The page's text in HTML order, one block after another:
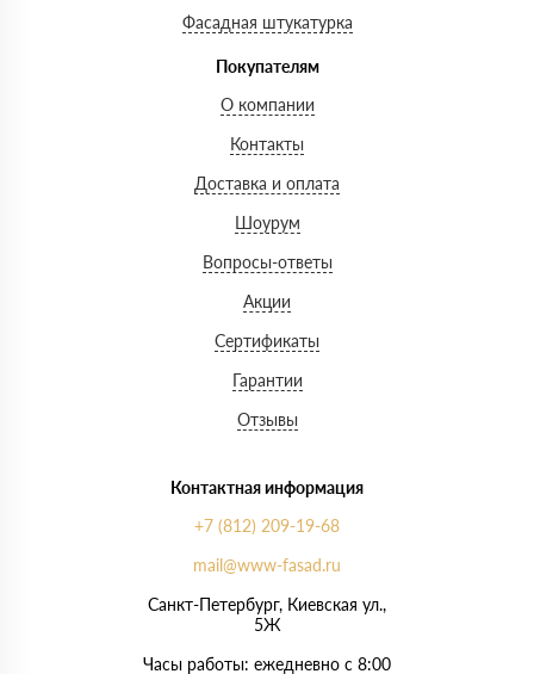
Фасадная штукатурка
Покупателям
О компании
Контакты
Доставка и оплата
Шоурум
Вопросы-ответы
Акции
Сертификаты
Гарантии
Отзывы
Контактная информация
+7 (812) 209-19-68
mail@www-fasad.ru
Санкт-Петербург, ​Киевская ул.,
5Ж
Часы работы: ежедневно с 8:00